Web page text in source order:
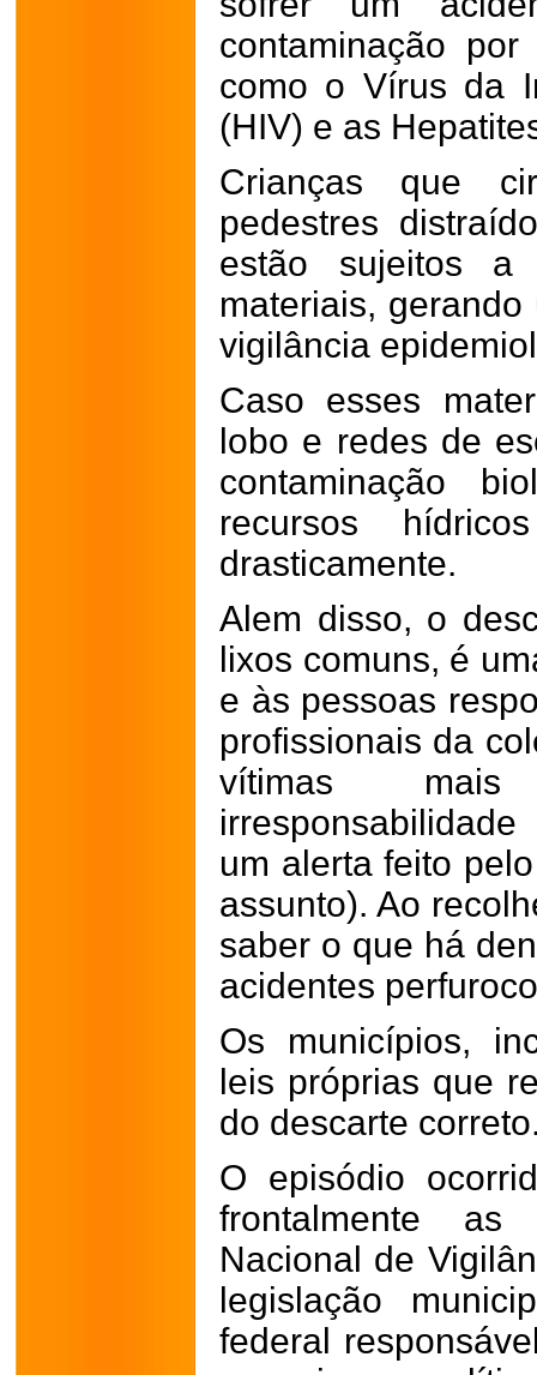
contaminação
como o Vírus da
(HIV) e as
Crianças que
pedestres
estão sujeitos
materiais,
vigilância
Caso esses
lobo e redes de
contaminação
recursos
drasticamente.
Alem disso, o
lixos comuns, é
e às pessoas
profissionais da
vítimas mais
um alerta feito
assunto). Ao
saber o que há
acidentes
Os municípios,
leis próprias que
do descarte
O episódio
frontalmente
Nacional de
legislação
federal